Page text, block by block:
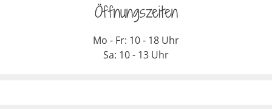
Öffnungszeiten
Mo - Fr: 10 - 18 Uhr
Sa: 10 - 13 Uhr